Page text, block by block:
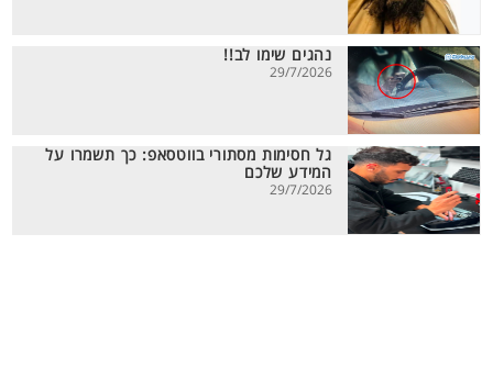
נהגים שימו לב!!
29/7/2026
גל חסימות מסתורי בווטסאפ: כך תשמרו על
המידע שלכם
29/7/2026